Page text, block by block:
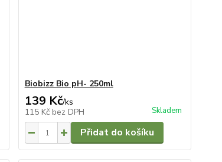
Biobizz Bio pH- 250ml
139 Kč/ks
115 Kč bez DPH Skladem
Přidat do košíku